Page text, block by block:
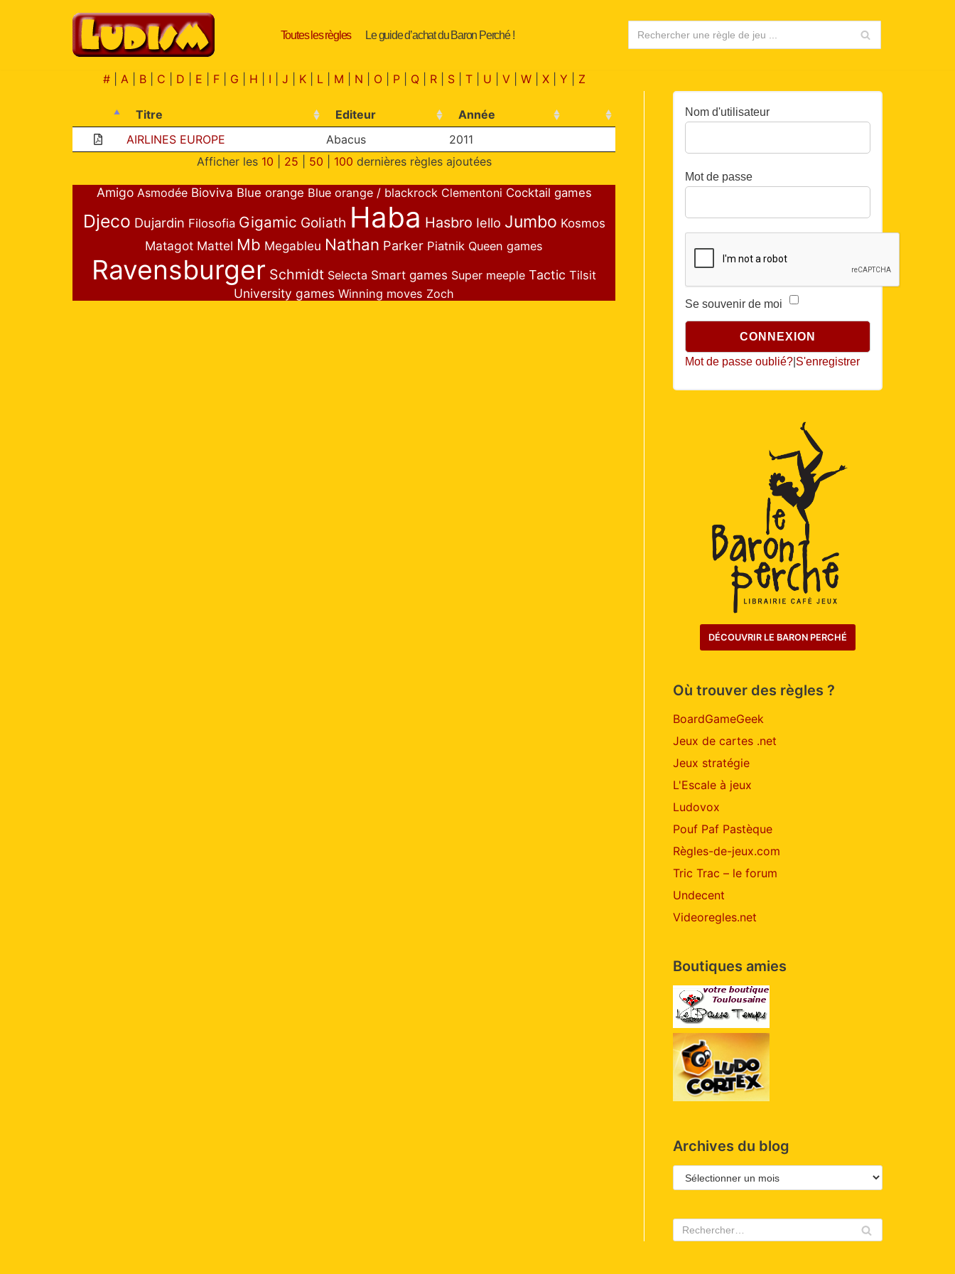
Toutes les règles Le guide d’achat du Baron Perché !
#| A| B| C D E F| G H I J K| L| M N O| P| Q| R| S| T| U V| W| X| Y Z
Titre Editeur
Année
AIRLINES EUROPE
Abacus
2011
Afficher les 10 25 50 100 dernières règles ajoutées
Amigo Asmodée Bioviva Blue orange Blue orange / blackrock Clementoni Cocktail games
Djeco Dujardin Filosofia Gigamic Goliath Haba Hasbro Iello Jumbo Kosmos
Matagot Mattel Mb Megableu Nathan Parker Piatnik Queen games
Ravensburger Schmidt Selecta Smart games Super meeple Tactic Tilsit
University games Winning moves Zoch
Nom d'utilisateur
Mot de passe
Se souvenir de moi
Mot de passe oublié? S'enregistrer
DÉCOUVRIR LE BARON PERCHÉ
Où trouver des règles ?
BoardGameGeek
Jeux de cartes .net
Jeux stratégie
L'Escale à jeux
Ludovox
Pouf Paf Pastèque
Règles-de-jeux.com
Tric Trac – le forum
Undecent
Videoregles.net
Boutiques amies
Archives du blog